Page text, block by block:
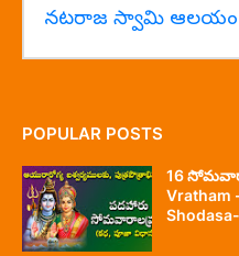
నటరాజ స్వామి ఆలయం
POPULAR POSTS
16
Vratham